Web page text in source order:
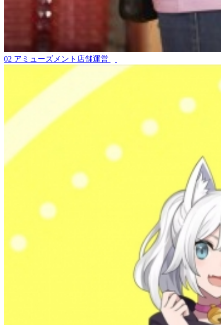
02 アミューズメント店舗運営